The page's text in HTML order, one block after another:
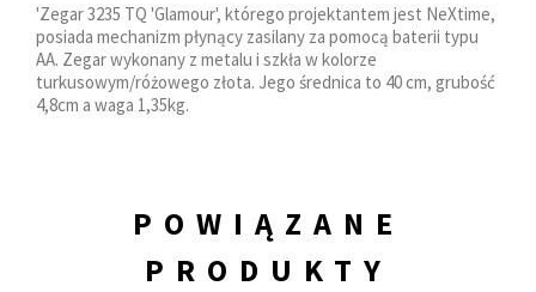
'Zegar 3235 TQ 'Glamour', którego projektantem jest NeXtime,
posiada mechanizm płynący zasilany za pomocą baterii typu
AA. Zegar wykonany z metalu i szkła w kolorze
turkusowym/różowego złota. Jego średnica to 40 cm, grubość
4,8cm a waga 1,35kg.
POWIĄZANE
PRODUKTY